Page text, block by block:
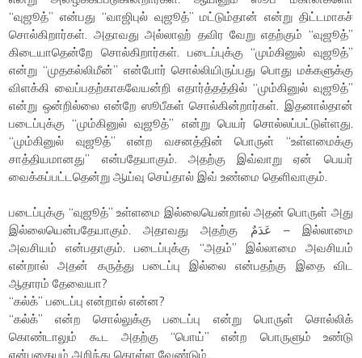
“வுஜூத்” என்பது “வாஜிபுல் வுஜூத்” மட்டும்தான் என்று திட்டமாகச்
சொல்கிறார்கள். அதாவது அல்லாஹ் தவிர வேறு எதற்கும் “வுஜூத்”
கிடையாதென்றே சொல்கிறார்கள். படைப்புக்கு “மும்கினுல் வுஜூத்”
என்று “முதகல்லிமீன்” என்போர் சொல்லியிருப்பது பொது மக்களுக்கு
விளக்கி வைப்பதற்காகவேயன்றி எதார்த்தத்தில் “மும்கினுல் வுஜூத்”
என்று ஒன்றில்லை என்றே ஸூபீகள் சொல்கின்றார்கள். இதனால்தான்
படைப்புக்கு “மும்கினுல் வுஜூத்” என்று பெயர் சொல்லப்பட்டுள்ளது.
“மும்கினுல் வுஜூத்” என்ற வசனத்தின் பொருள் “உள்ளமைக்கு
சாத்தியமானது” என்பதேயாகும். அதற்கு இவ்வாறு ஏன் பெயர்
வைக்கப்பட்டதென்று ஆய்வு செய்தால் இவ் உண்மை தெளிவாகும்.
படைப்புக்கு “வுஜூத்” உள்ளமை இல்லையென்றால் அதன் பொருள் அது
இல்லையென்பதேயாகும். அதாவது அதற்கு عَدَمٌ – இல்லாமை
அவசியம் என்பதாகும். படைப்புக்கு “அதம்” இல்லாமை அவசியம்
என்றால் அதன் கருத்து படைப்பு இல்லை என்பதற்கு இதை விட
ஆதாரம் தேவையா?
“கல்க்” படைப்பு என்றால் என்ன?
“கல்க்” என்ற சொல்லுக்கு படைப்பு என்று பொருள் சொல்லிக்
கொண்டாலும் கூட அதற்கு “பொய்” என்ற பொருளும் உண்டு
என்பதையும் அறிந்து கொள்ள வேண்டும்.